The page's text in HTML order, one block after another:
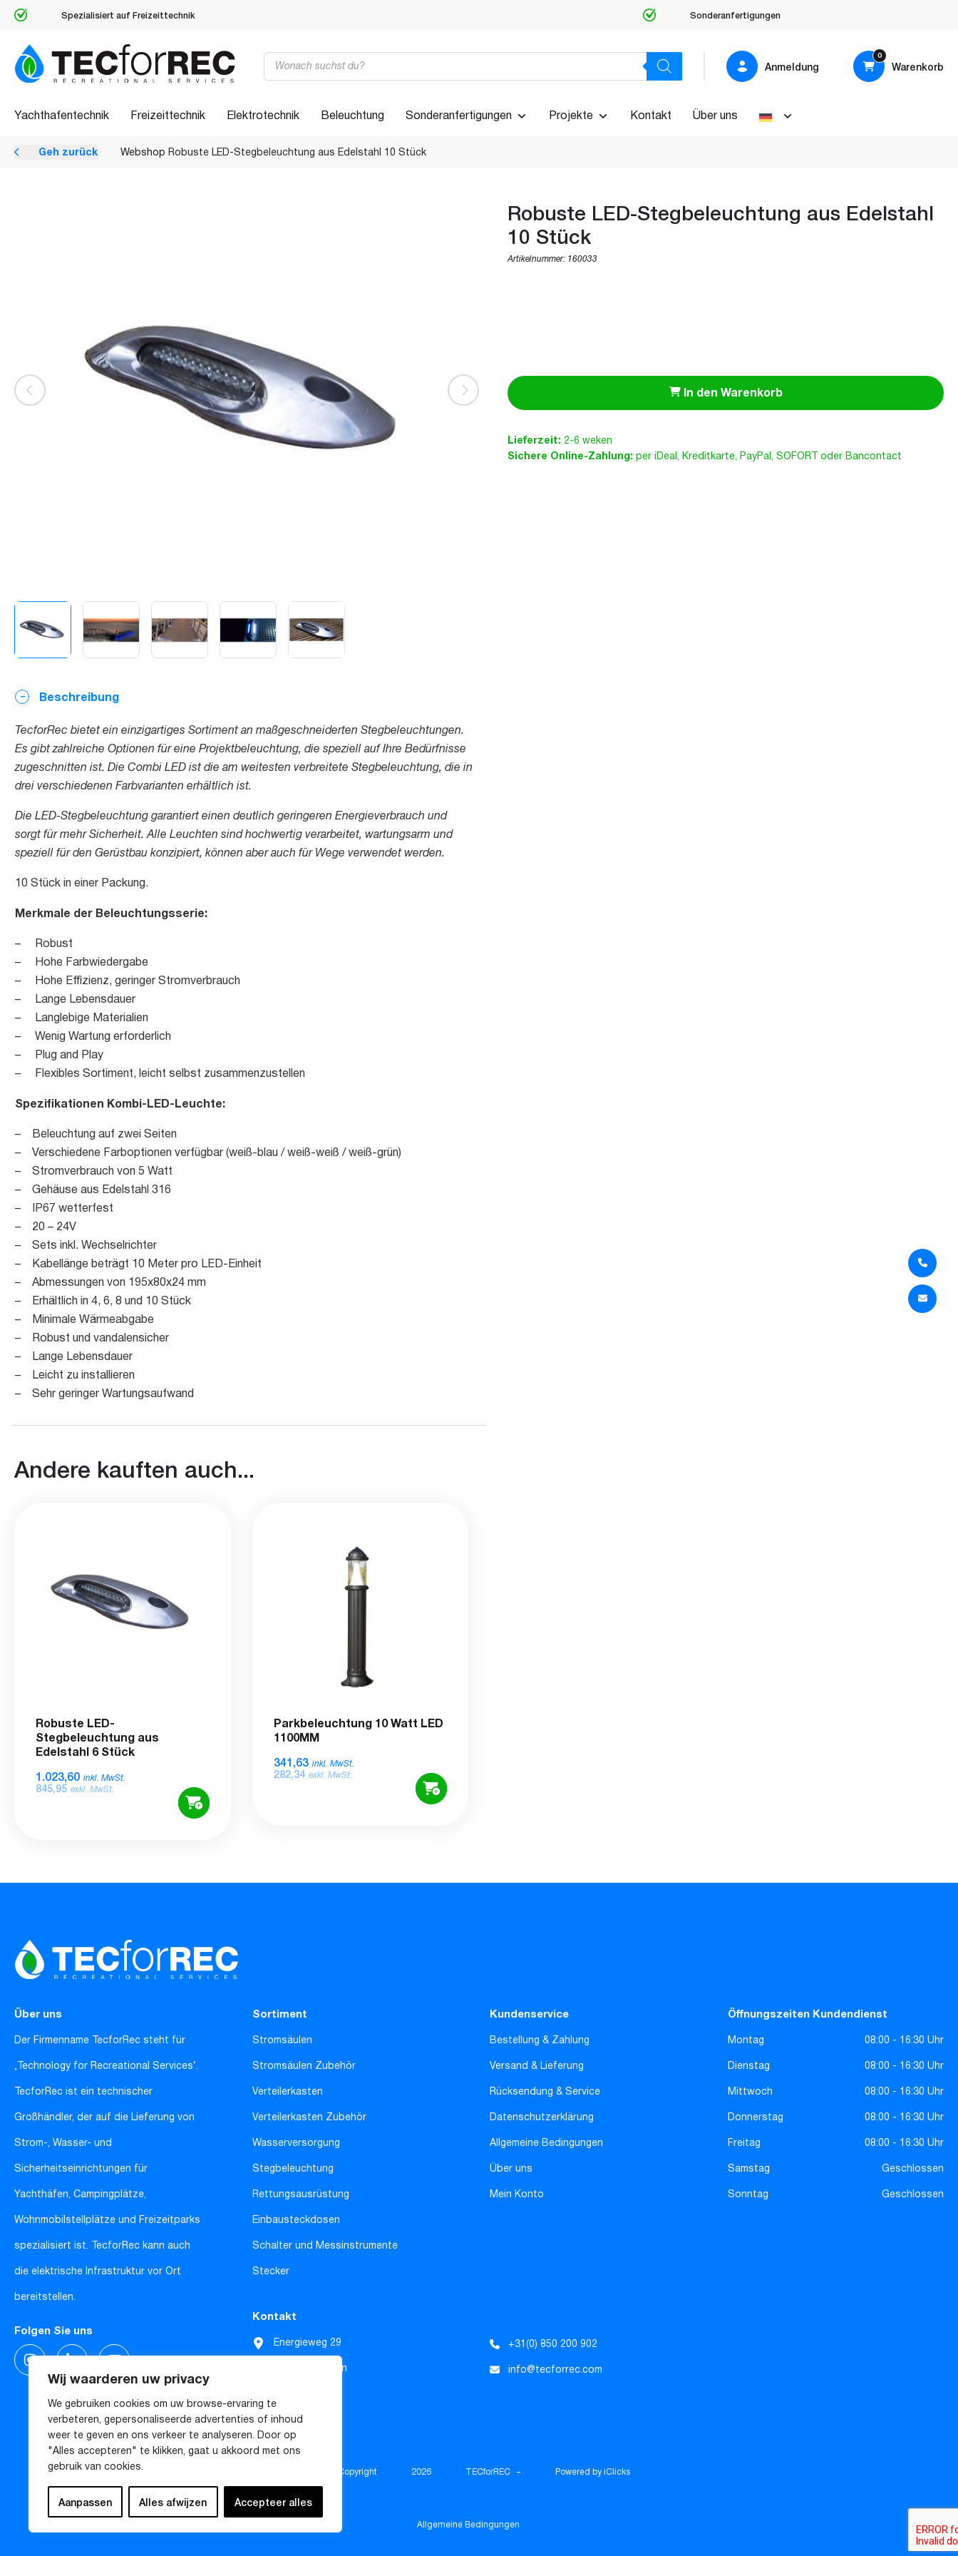
Wij waarderen uw privacy
We gebruiken cookies om uw browse-ervaring te
verbeteren, gepersonaliseerde advertenties of inhoud
weer te geven en ons verkeer te analyseren. Door op
"Alles accepteren" te klikken, gaat u akkoord met ons
gebruik van cookies.
Aanpassen Alles afwijzen Accepteer alles
Spezialisiert auf Freizeittechnik Sonderanfertigungen
Products
search Anmeldung
0
Warenkorb
Yachthafentechnik Freizeittechnik Elektrotechnik Beleuchtung Sonderanfertigungen Projekte Kontakt Über uns
Geh zurück Webshop Robuste LED-Stegbeleuchtung aus Edelstahl 10 Stück
Beschreibung
TecforRec bietet ein einzigartiges Sortiment an maßgeschneiderten Stegbeleuchtungen.
Es gibt zahlreiche Optionen für eine Projektbeleuchtung, die speziell auf Ihre Bedürfnisse
zugeschnitten ist. Die Combi LED ist die am weitesten verbreitete Stegbeleuchtung, die in
drei verschiedenen Farbvarianten erhältlich ist.
Die LED-Stegbeleuchtung garantiert einen deutlich geringeren Energieverbrauch und
sorgt für mehr Sicherheit. Alle Leuchten sind hochwertig verarbeitet, wartungsarm und
speziell für den Gerüstbau konzipiert, können aber auch für Wege verwendet werden.
10 Stück in einer Packung.
Merkmale der Beleuchtungsserie:
– Robust
– Hohe Farbwiedergabe
– Hohe Effizienz, geringer Stromverbrauch
– Lange Lebensdauer
– Langlebige Materialien
– Wenig Wartung erforderlich
– Plug and Play
– Flexibles Sortiment, leicht selbst zusammenzustellen
Spezifikationen Kombi-LED-Leuchte:
– Beleuchtung auf zwei Seiten
– Verschiedene Farboptionen verfügbar (weiß-blau / weiß-weiß / weiß-grün)
– Stromverbrauch von 5 Watt
– Gehäuse aus Edelstahl 316
– IP67 wetterfest
– 20 – 24V
– Sets inkl. Wechselrichter
– Kabellänge beträgt 10 Meter pro LED-Einheit
– Abmessungen von 195x80x24 mm
– Erhältlich in 4, 6, 8 und 10 Stück
– Minimale Wärmeabgabe
– Robust und vandalensicher
– Lange Lebensdauer
– Leicht zu installieren
– Sehr geringer Wartungsaufwand
Robuste LED-Stegbeleuchtung aus Edelstahl
10 Stück
Artikelnummer: 160033
In den Warenkorb
Lieferzeit: 2-6 weken
Sichere Online-Zahlung: per iDeal, Kreditkarte, PayPal, SOFORT oder Bancontact
Andere kauften auch...
Robuste LED-
Stegbeleuchtung aus
Edelstahl 6 Stück
1.023,60 inkl. MwSt.
845,95 exkl. MwSt.
Parkbeleuchtung 10 Watt LED
1100MM
341,63 inkl. MwSt.
282,34 exkl. MwSt.
Über uns
Der Firmenname TecforRec steht für
‚Technology for Recreational Services‘.
TecforRec ist ein technischer
Großhändler, der auf die Lieferung von
Strom-, Wasser- und
Sicherheitseinrichtungen für
Yachthäfen, Campingplätze,
Wohnmobilstellplätze und Freizeitparks
spezialisiert ist. TecforRec kann auch
die elektrische Infrastruktur vor Ort
bereitstellen.
Sortiment
Stromsäulen
Stromsäulen Zubehör
Verteilerkasten
Verteilerkasten Zubehör
Wasserversorgung
Stegbeleuchtung
Rettungsausrüstung
Einbausteckdosen
Schalter und Messinstrumente
Stecker
Kundenservice
Bestellung & Zahlung
Versand & Lieferung
Rücksendung & Service
Datenschutzerklärung
Allgemeine Bedingungen
Über uns
Mein Konto
Öffnungszeiten Kundendienst
Montag
08:00 - 16:30 Uhr
Dienstag
08:00 - 16:30 Uhr
Mittwoch
08:00 - 16:30 Uhr
Donnerstag
08:00 - 16:30 Uhr
Freitag
08:00 - 16:30 Uhr
Samstag
Geschlossen
Sonntag
Geschlossen
Folgen Sie uns
Kontakt
Energieweg 29
4619 SE Tholen
+31(0) 850 200 902
info@tecforrec.com
© Copyright 2026 TECforREC - Powered by iClicks
Allgemeine Bedingungen